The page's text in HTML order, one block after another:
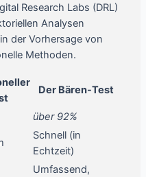
Research Labs (DRL)
Analysen
der Vorhersage von
Methoden.
Der Bären-Test
über 92%
Schnell (in
Echtzeit)
Umfassend,